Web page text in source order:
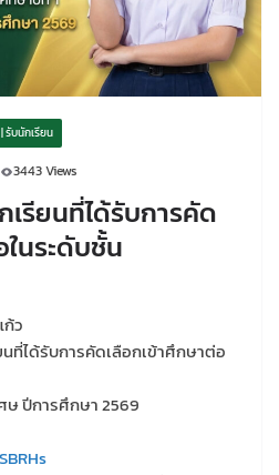
รับนักเรียน
3443 Views
เรียนที่ได้รับการคัด
นระดับชั้น
ก้ว
ที่ได้รับการคัดเลือกเข้าศึกษาต่อ
ษ ปีการศึกษา 2569